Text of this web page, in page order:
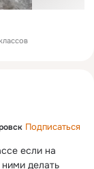
Подписаться
если на
делать